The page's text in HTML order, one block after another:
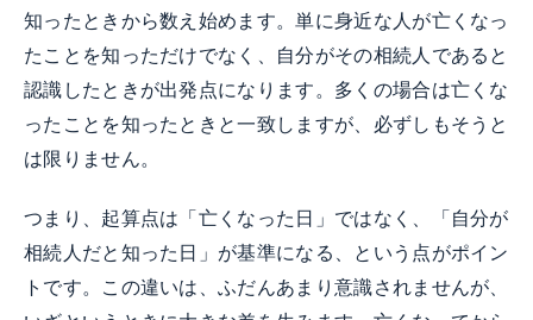
知ったときから数え始めます。単に身近な人が亡くなっ
たことを知っただけでなく、自分がその相続人であると
認識したときが出発点になります。多くの場合は亡くな
ったことを知ったときと一致しますが、必ずしもそうと
は限りません。
つまり、起算点は「亡くなった日」ではなく、「自分が
相続人だと知った日」が基準になる、という点がポイン
トです。この違いは、ふだんあまり意識されませんが、